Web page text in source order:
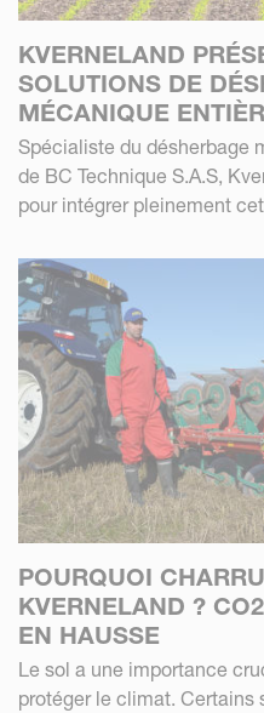
KVERNELAND
SOLUTIONS DE
MÉCANIQUE
Spécialiste du désherbage
de BC Technique S.A.S,
pour intégrer pleinement
POURQUOI
KVERNELAND ?
EN HAUSSE
Le sol a une importance
protéger le climat. Certains